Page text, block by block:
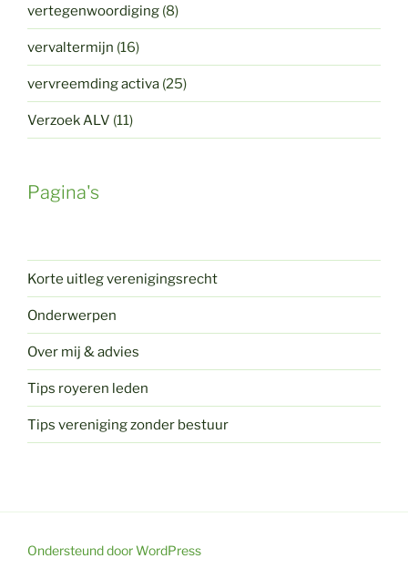
vertegenwoordiging (8)
vervaltermijn (16)
vervreemding activa (25)
Verzoek ALV (11)
Pagina's
Korte uitleg verenigingsrecht
Onderwerpen
Over mij & advies
Tips royeren leden
Tips vereniging zonder bestuur
Ondersteund door WordPress